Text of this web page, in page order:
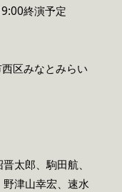
終演予定
区みなとみらい
太郎、駒田航、
津山幸宏、速水